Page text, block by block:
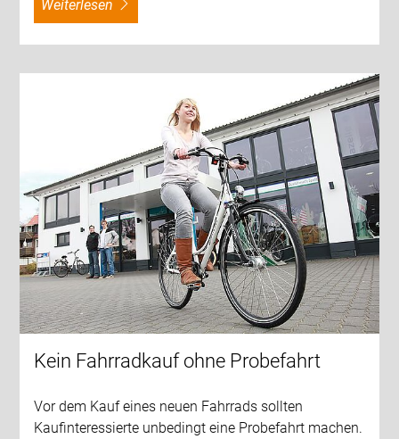
weiterlesen
Kein Fahrradkauf ohne Probefahrt
Vor dem Kauf eines neuen Fahrrads sollten
Kaufinteressierte unbedingt eine Probefahrt machen.